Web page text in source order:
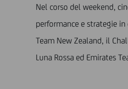
Nel corso del weekend,
performance e strategie
Team New Zealand, il
Luna Rossa ed Emirates